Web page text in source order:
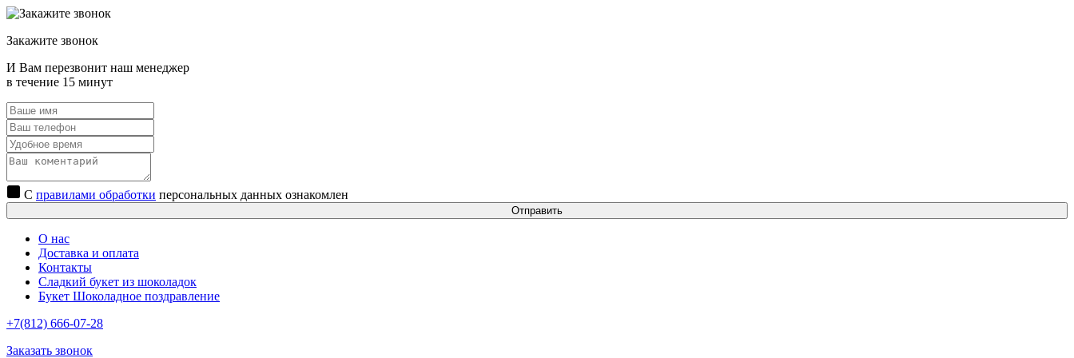
Закажите звонок
И Вам перезвонит наш менеджер
в течение 15 минут
С правилами обработки персональных данных ознакомлен
Отправить
О нас
Доставка и оплата
Контакты
Сладкий букет из шоколадок
Букет Шоколадное поздравление
+7(812) 666-07-28
Заказать звонок